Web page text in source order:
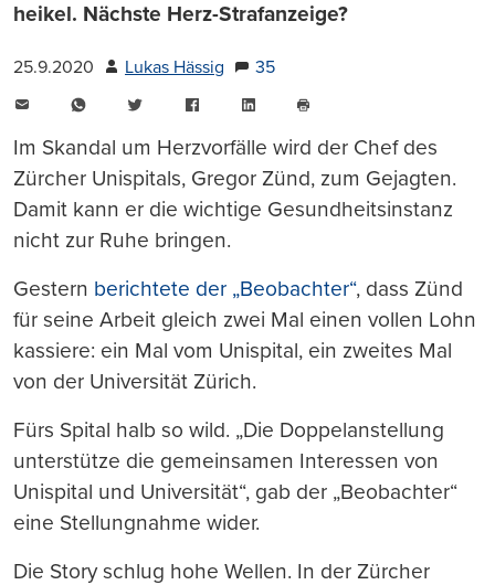
heikel. Nächste Herz-Strafanzeige?
25.9.2020 Lukas Hässig
35
WhatsAppTwitter FacebookLinkedIn
drucken
Im Skandal um Herzvorfälle wird der Chef des
Zürcher Unispitals, Gregor Zünd, zum Gejagten.
Damit kann er die wichtige Gesundheitsinstanz
nicht zur Ruhe bringen.
Gestern berichtete der „Beobachter“, dass Zünd
für seine Arbeit gleich zwei Mal einen vollen Lohn
kassiere: ein Mal vom Unispital, ein zweites Mal
von der Universität Zürich.
Fürs Spital halb so wild. „Die Doppelanstellung
unterstütze die gemeinsamen Interessen von
Unispital und Universität“, gab der „Beobachter“
eine Stellungnahme wider.
Die Story schlug hohe Wellen. In der Zürcher